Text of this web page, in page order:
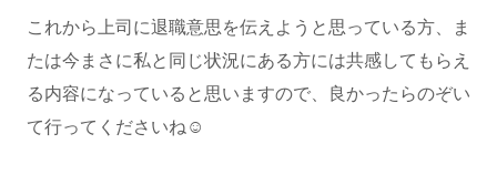
これから上司に退職意思を伝えようと思っている方、ま
たは今まさに私と同じ状況にある方には共感してもらえ
る内容になっていると思いますので、良かったらのぞい
て行ってくださいね☺